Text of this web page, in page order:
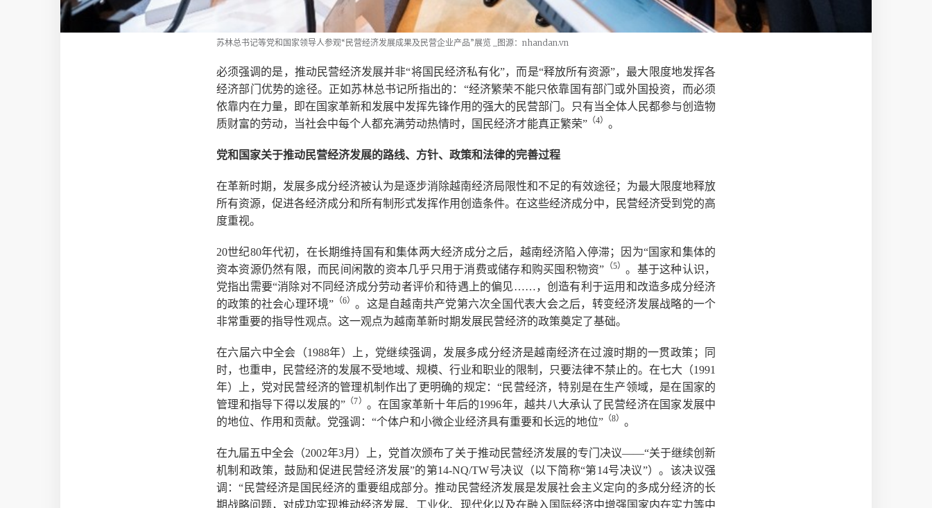
苏林总书记等党和国家领导人参观“民营经济发展成果及民营企业产品”展览 _图源：nhandan.vn
必须强调的是，推动民营经济发展并非“将国民经济私有化”，而是“释放所有资源”，最大限度地发挥各
经济部门优势的途径。正如苏林总书记所指出的：“经济繁荣不能只依靠国有部门或外国投资，而必须
依靠内在力量，即在国家革新和发展中发挥先锋作用的强大的民营部门。只有当全体人民都参与创造物
质财富的劳动，当社会中每个人都充满劳动热情时，国民经济才能真正繁荣” （4） 。
党和国家关于推动民营经济发展的路线、方针、政策和法律的完善过程
在革新时期，发展多成分经济被认为是逐步消除越南经济局限性和不足的有效途径；为最大限度地释放
所有资源，促进各经济成分和所有制形式发挥作用创造条件。在这些经济成分中，民营经济受到党的高
度重视。
20世纪80年代初，在长期维持国有和集体两大经济成分之后，越南经济陷入停滞；因为“国家和集体的
资本资源仍然有限，而民间闲散的资本几乎只用于消费或储存和购买囤积物资” （5） 。基于这种认识，
党指出需要“消除对不同经济成分劳动者评价和待遇上的偏见……，创造有利于运用和改造多成分经济
的政策的社会心理环境” （6） 。这是自越南共产党第六次全国代表大会之后，转变经济发展战略的一个
非常重要的指导性观点。这一观点为越南革新时期发展民营经济的政策奠定了基础。
在六届六中全会（1988年）上，党继续强调，发展多成分经济是越南经济在过渡时期的一贯政策；同
时，也重申，民营经济的发展不受地域、规模、行业和职业的限制，只要法律不禁止的。在七大（1991
年）上，党对民营经济的管理机制作出了更明确的规定：“民营经济，特别是在生产领域，是在国家的
管理和指导下得以发展的”（7） 。在国家革新十年后的1996年，越共八大承认了民营经济在国家发展中
的地位、作用和贡献。党强调：“个体户和小微企业经济具有重要和长远的地位” （8） 。
在九届五中全会（2002年3月）上，党首次颁布了关于推动民营经济发展的专门决议——“关于继续创新
机制和政策，鼓励和促进民营经济发展”的第14-NQ/TW号决议（以下简称“第14号决议”）。该决议强
调：“民营经济是国民经济的重要组成部分。推动民营经济发展是发展社会主义定向的多成分经济的长
期战略问题，对成功实现推动经济发展、工业化、现代化以及在融入国际经济中增强国家内在实力等中